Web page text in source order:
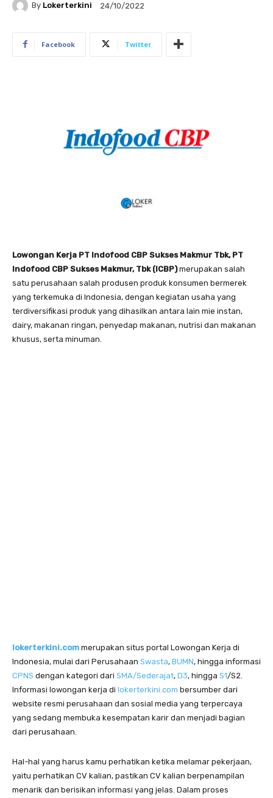
By Lokerterkini 24/10/2022
Facebook Twitter
Lowongan Kerja PT Indofood CBP Sukses Makmur Tbk, PT
Indofood CBP Sukses Makmur, Tbk (ICBP)merupakan salah
satu perusahaan salah produsen produk konsumen bermerek
yang terkemuka di Indonesia, dengan kegiatan usaha yang
terdiversifikasi produk yang dihasilkan antara lain mie instan,
dairy, makanan ringan, penyedap makanan, nutrisi dan makanan
khusus, serta minuman.
lokerterkini.com merupakan situs portal Lowongan Kerja di
Indonesia, mulai dari Perusahaan Swasta, BUMN, hingga informasi
CPNS dengan kategori dari SMA/Sederajat, D3, hingga S1/S2.
Informasi lowongan kerja di lokerterkini.com bersumber dari
website resmi perusahaan dan sosial media yang terpercaya
yang sedang membuka kesempatan karir dan menjadi bagian
dari perusahaan.
Hal-hal yang harus kamu perhatikan ketika melamar pekerjaan,
yaitu perhatikan CV kalian, pastikan CV kalian berpenampilan
menarik dan berisikan informasi yang jelas. Dalam proses